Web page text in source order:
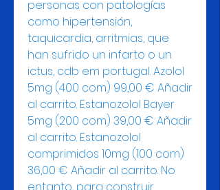
personas con patologías
como hipertensión,
taquicardia, arritmias, que
han sufrido un infarto o un
ictus, cdb em portugal. Azolol
5mg (400 com) 99,00 € Añadir
al carrito. Estanozolol Bayer
5mg (200 com) 39,00 € Añadir
al carrito. Estanozolol
comprimidos 10mg (100 com)
36,00 € Añadir al carrito. No